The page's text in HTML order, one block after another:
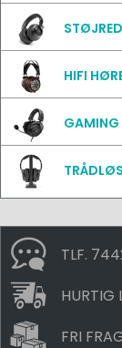
HIFI
GAMING
TLF.
HURTIG
FRI